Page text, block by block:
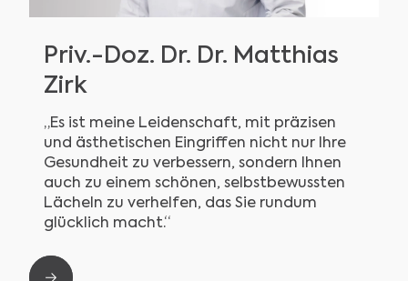
Priv.-Doz. Dr. Dr. Matthias
Zirk
„Es ist meine Leidenschaft, mit präzisen
und ästhetischen Eingriffen nicht nur Ihre
Gesundheit zu verbessern, sondern Ihnen
auch zu einem schönen, selbstbewussten
Lächeln zu verhelfen, das Sie rundum
glücklich macht.“
Slide 2 of 2.